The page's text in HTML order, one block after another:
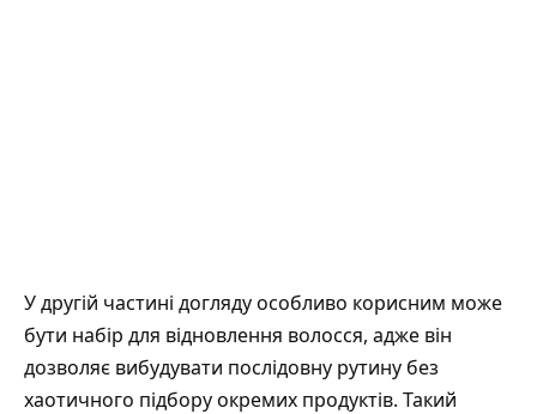
У другій частині догляду особливо корисним може
бути набір для відновлення волосся, адже він
дозволяє вибудувати послідовну рутину без
хаотичного підбору окремих продуктів. Такий